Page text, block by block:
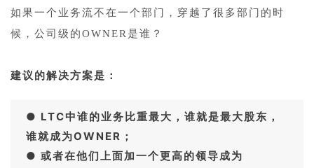
如果一个业务流不在一个部门，穿越了很多部门的时
候，公司级的OWNER是谁？
建议的解决方案是：
● LTC中谁的业务比重最大，谁就是最大股东，
谁就成为OWNER；
● 或者在他们上面加一个更高的领导成为